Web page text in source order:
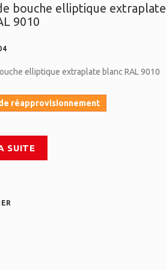
bouche elliptique extraplate
9010
elliptique extraplate blanc RAL 9010
réapprovisionnement
SUITE